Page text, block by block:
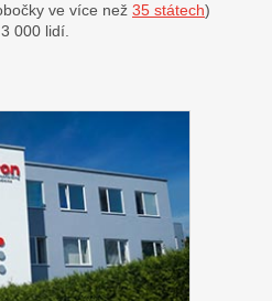
ve více než 35 státech)
000 lidí.